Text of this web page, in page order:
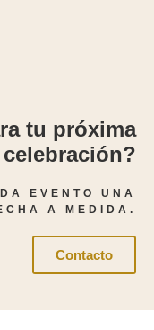
tu próxima
celebración?
EVENTO UNA
A MEDIDA.
Contacto